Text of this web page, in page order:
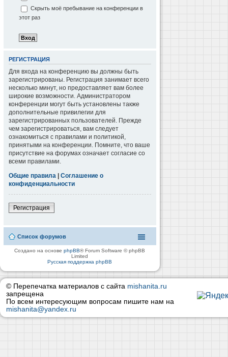
Скрыть моё пребывание на конференции в
этот раз
РЕГИСТРАЦИЯ
Для входа на конференцию вы должны быть
зарегистрированы. Регистрация занимает всего
несколько минут, но предоставляет вам более
широкие возможности. Администратором
конференции могут быть установлены также
дополнительные привилегии для
зарегистрированных пользователей. Прежде
чем зарегистрироваться, вам следует
ознакомиться с правилами и политикой,
принятыми на конференции. Помните, что ваше
присутствие на форумах означает согласие со
всеми правилами.
Общие правила | Соглашение о
конфиденциальности
Регистрация
Список форумов
Создано на основеphpBB® Forum Software © phpBB
Limited
Русская поддержка phpBB
© Перепечатка материалов с сайта mishanita.ru
запрещена
По всем интересующим вопросам пишите нам на
mishanita@yandex.ru